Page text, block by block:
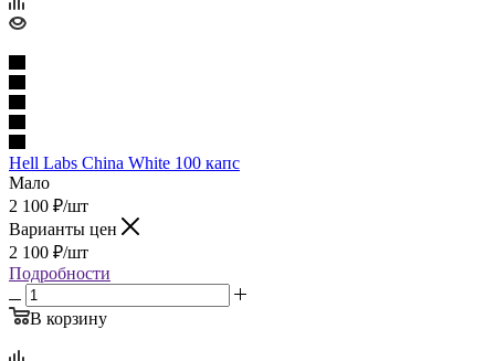
Hell Labs China White 100 капс
Мало
2 100 ₽/шт
Варианты цен
2 100 ₽/шт
Подробности
В корзину